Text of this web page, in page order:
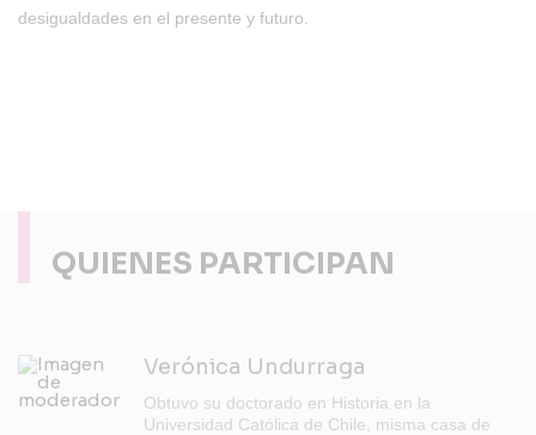
desigualdades en el presente y futuro.
QUIENES PARTICIPAN
Verónica Undurraga
Obtuvo su doctorado en Historia en la
Universidad Católica de Chile, misma casa de